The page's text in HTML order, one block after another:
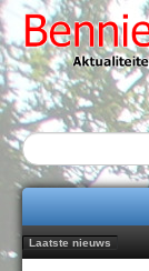
Home
Laatste nieuws